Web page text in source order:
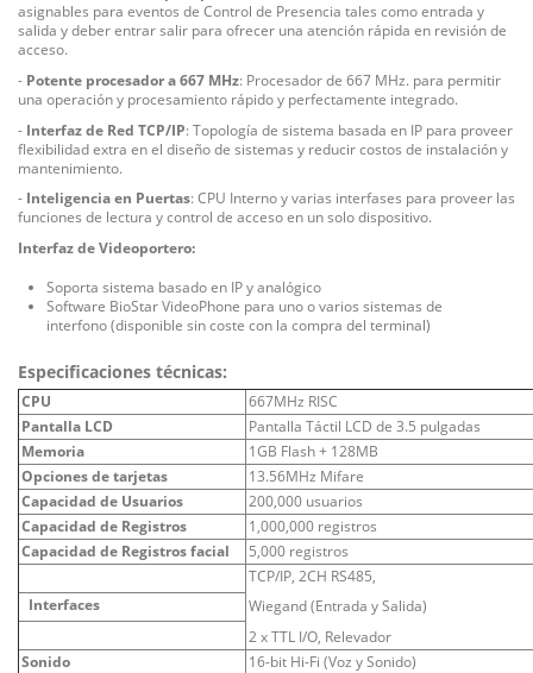
asignables para eventos de Control de Presencia tales como entrada y
salida y deber entrar salir para ofrecer una atención rápida en revisión de
acceso.
- Potente procesador a 667 MHz: Procesador de 667 MHz. para permitir
una operación y procesamiento rápido y perfectamente integrado.
- Interfaz de Red TCP/IP: Topología de sistema basada en IP para proveer
flexibilidad extra en el diseño de sistemas y reducir costos de instalación y
mantenimiento.
- Inteligencia en Puertas: CPU Interno y varias interfases para proveer las
funciones de lectura y control de acceso en un solo dispositivo.
Interfaz de Videoportero:
Soporta sistema basado en IP y analógico
Software BioStar VideoPhone para uno o varios sistemas de
interfono (disponible sin coste con la compra del terminal)
Especificaciones técnicas:
CPU
667MHz RISC
Pantalla LCD
Pantalla Táctil LCD de 3.5 pulgadas
Memoria
1GB Flash + 128MB
Opciones de tarjetas
13.56MHz Mifare
Capacidad de Usuarios
200,000 usuarios
Capacidad de Registros
1,000,000 registros
Capacidad de Registros facial
5,000 registros
TCP/IP, 2CH RS485,
Wiegand (Entrada y Salida)
2 x TTL I/O, Relevador
Interfaces
Sonido
16-bit Hi-Fi (Voz y Sonido)